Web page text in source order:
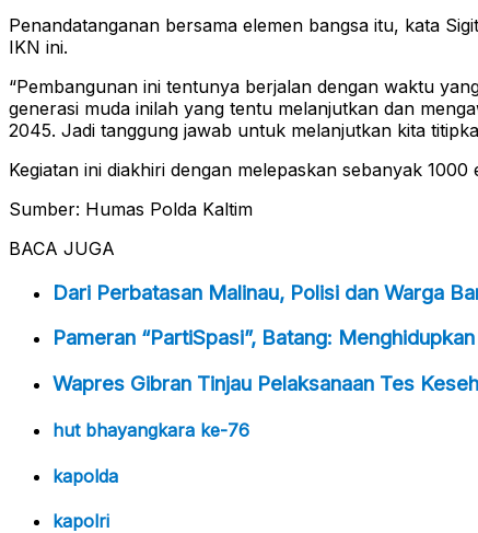
Penandatanganan bersama elemen bangsa itu, kata
IKN ini.
“Pembangunan ini tentunya berjalan dengan waktu
generasi muda inilah yang tentu melanjutkan dan
2045. Jadi tanggung jawab untuk melanjutkan kita
Kegiatan ini diakhiri dengan melepaskan sebanyak
Sumber: Humas Polda Kaltim
BACA JUGA
Dari Perbatasan Malinau, Polisi dan Warga
Pameran “PartiSpasi”, Batang:
Wapres Gibran Tinjau Pelaksanaan Tes
hut bhayangkara ke-76
kapolda
kapolri